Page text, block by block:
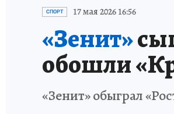
ПЕТЕРБУРГСКАЯ
СПОРТ 17 мая 2026 16:56
«Зенит»
обошли
«Зенит» обыграл